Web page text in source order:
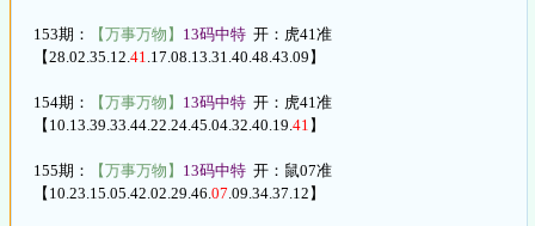
153期： 【万事万物】 13码中特 开：虎41准
【28.02.35.12.41.17.08.13.31.40.48.43.09】
154期： 【万事万物】 13码中特 开：虎41准
【10.13.39.33.44.22.24.45.04.32.40.19.41 】
155期： 【万事万物】 13码中特 开：鼠07准
【10.23.15.05.42.02.29.46.07.09.34.37.12】